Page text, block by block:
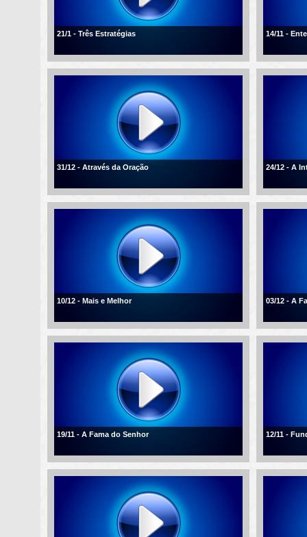
21/1 - Três Estratégias 14/11 -
31/12 - Através da Oração 24/12 - A
10/12 - Mais e Melhor 03/12 - A
19/11 - A Fama do Senhor 12/11 -